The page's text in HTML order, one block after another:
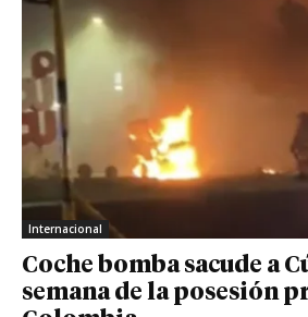
Internacional
Coche bomba sacude a
semana de la posesión